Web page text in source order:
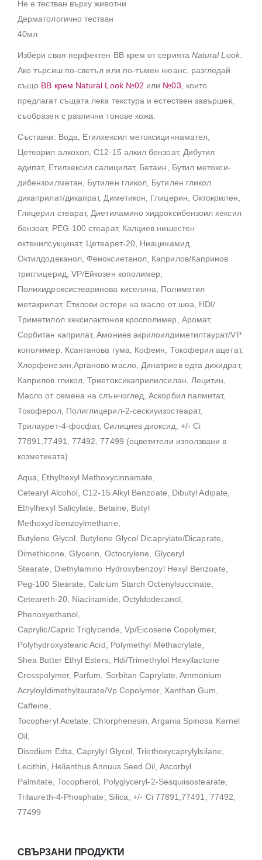
Не е тестван върху животни
Дерматологично тестван
40мл
Избери своя перфектен BB крем от серията Natural Look.
Ако търсиш по-светъл или по-тъмен нюанс, разгледай
също BB крем Natural Look №02 или №03 , които
предлагат същата лека текстура и естествен завършек,
съобразен с различни тонове кожа.
Съставки: Вода, Етилхексил метоксициннамател,
Цетеарил алкохол, C12-15 алкил бензоат, Дибутил
адипат, Етилхексил салицилат, Бетаин, Бутил метокси-
дибензоилметан, Бутилен гликол, Бутилен гликол
дикаприлат/дикапрат, Диметикон, Глицерин, Октокрилен,
Глицерил стеарат, Диетиламино хидроксибензоил хексил
бензоат, PEG-100 стеарат, Калциев нишестен
октенилсукцинат, Цетеарет-20, Ниацинамид,
Октилдодеканол, Феноксиетанол, Каприлов/Капринов
триглицерид, VP/Ейкозен кополимер,
Полихидроксистеаринова киселина, Полиметил
метакрилат, Етилови естери на масло от шеа, HDI/
Триметилол хексилактонов кросполимер, Аромат,
Сорбитан каприлат, Амониев акрилоилдиметилтаурат/VP
кополимер, Ксантанова гума, Кофеин, Токоферил ацетат,
Хлорфенезин,Арганово масло, Динатриев едта дихидрат,
Каприлов гликол, Триетоксикаприлилсилан, Лецитин,
Масло от семена на слънчоглед, Аскорбил палмитат,
Токоферол, Полиглицерил-2-сескиуизостеарат,
Трилаурет-4-фосфат, Силициев диоксид, +/- Ci
77891,77491, 77492, 77499 (оцветители използвани в
козметиката)
Aqua, Ethylhexyl Methoxycinnamate,
Cetearyl Alcohol, C12-15 Alkyl Benzoate, Dibutyl Adipate,
Ethylhexyl Salicylate, Betaine, Butyl
Methoxydibenzoylmethane,
Butylene Glycol, Butylene Glycol Dicaprylate/Dicaprate,
Dimethicone, Glycerin, Octocrylene, Glyceryl
Stearate, Diethylamino Hydroxybenzoyl Hexyl Benzoate,
Peg-100 Stearate, Calcium Starch Octenylsuccinate,
Ceteareth-20, Niacinamide, Octyldodecanol,
Phenoxyethanol,
Caprylic/Capric Triglyceride, Vp/Eicosene Copolymer,
Polyhydroxystearic Acid, Polymethyl Methacrylate,
Shea Butter Ethyl Esters, Hdi/Trimethylol Hexyllactone
Crosspolymer, Parfum, Sorbitan Caprylate, Ammonium
Acryloyldimethyltaurate/Vp Copolymer, Xanthan Gum,
Caffeine,
Tocopheryl Acetate, Chlorphenesin, Argania Spinosa Kernel
Oil,
Disodium Edta, Caprylyl Glycol, Triethoxycaprylylsilane,
Lecithin, Helianthus Annuus Seed Oil, Ascorbyl
Palmitate, Tocopherol, Polyglyceryl-2-Sesquiisostearate,
Trilaureth-4-Phosphate, Silica, +/- Ci 77891,77491, 77492,
77499
СВЪРЗАНИ ПРОДУКТИ